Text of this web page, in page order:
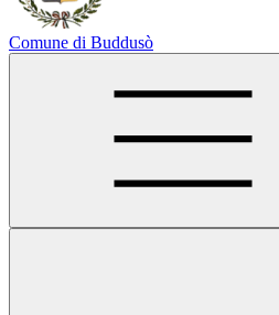
Comune di Buddusò